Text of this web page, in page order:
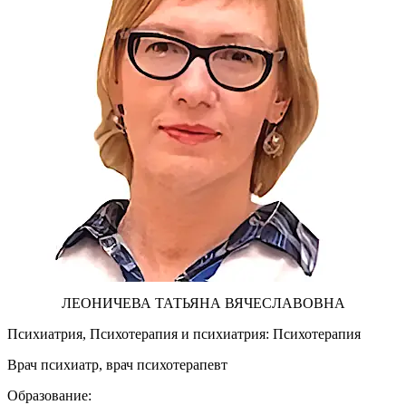
ЛЕОНИЧЕВА ТАТЬЯНА ВЯЧЕСЛАВОВНА
Психиатрия, Психотерапия и психиатрия: Психотерапия
Врач психиатр, врач психотерапевт
Образование: